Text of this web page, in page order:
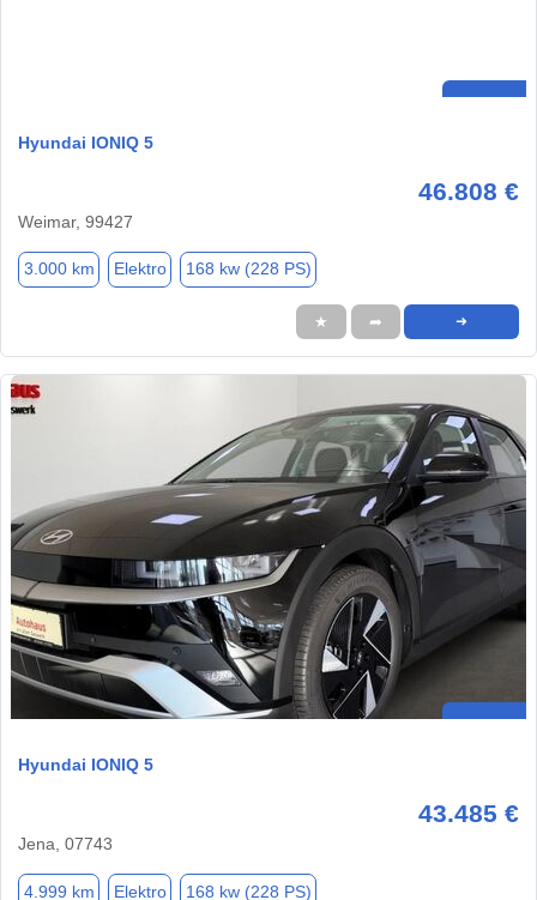
Hyundai IONIQ 5
46.808 €
Weimar, 99427
3.000 km Elektro 168 kw (228 PS)
★ ➦ ➜
Hyundai IONIQ 5
43.485 €
Jena, 07743
4.999 km Elektro 168 kw (228 PS)